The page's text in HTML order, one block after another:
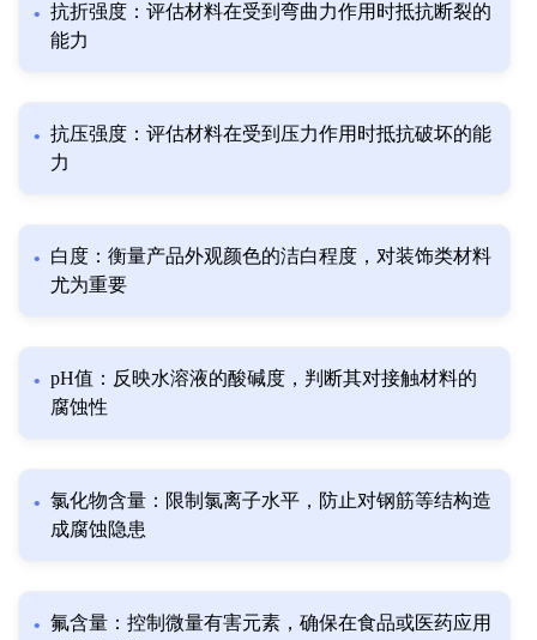
抗折强度：评估材料在受到弯曲力作用时抵抗断裂的
能力
抗压强度：评估材料在受到压力作用时抵抗破坏的能
力
白度：衡量产品外观颜色的洁白程度，对装饰类材料
尤为重要
pH值：反映水溶液的酸碱度，判断其对接触材料的
腐蚀性
氯化物含量：限制氯离子水平，防止对钢筋等结构造
成腐蚀隐患
氟含量：控制微量有害元素，确保在食品或医药应用